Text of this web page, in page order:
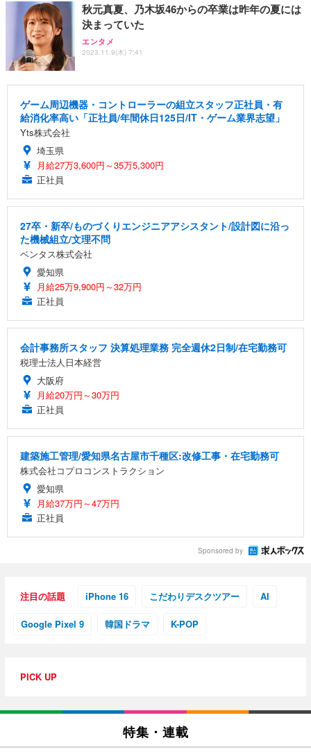
秋元真夏、乃木坂46からの卒業は昨年の夏には
決まっていた
エンタメ
2023.11.9(木) 7:41
ゲーム周辺機器・コントローラーの組立スタッフ正社員・有
給消化率高い「正社員/年間休日125日/IT・ゲーム業界志望」
Yts株式会社
埼玉県
月給27万3,600円～35万5,300円
正社員
27卒・新卒/ものづくりエンジニアアシスタント/設計図に沿っ
た機械組立/文理不問
ベンタス株式会社
愛知県
月給25万9,900円～32万円
正社員
会計事務所スタッフ 決算処理業務 完全週休2日制/在宅勤務可
税理士法人日本経営
大阪府
月給20万円～30万円
正社員
建築施工管理/愛知県名古屋市千種区:改修工事・在宅勤務可
株式会社コプロコンストラクション
愛知県
月給37万円～47万円
正社員
Sponsored by
注目の話題 iPhone 16 こだわりデスクツアー AI
Google Pixel 9 韓国ドラマ K-POP
PICK UP
特集・連載